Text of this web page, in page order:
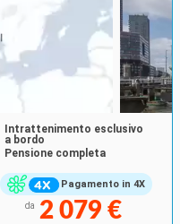
Pagamento in 4X
Intrattenimento esclusivo
a bordo
Pensione completa
da 2 079 €